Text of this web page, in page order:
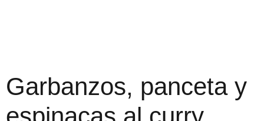
Garbanzos, panceta y